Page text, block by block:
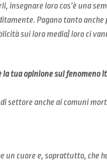
insegnare loro cos’è una
Pagano tanto anche
sui loro media) loro ci
tua opinione sul fenomeno
settore anche ai comuni
un cuore e, soprattutto, che